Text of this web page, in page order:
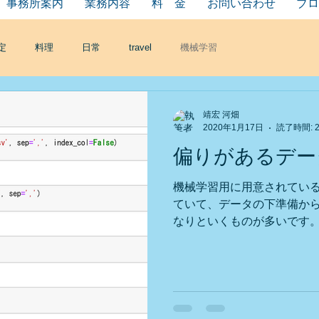
料理 日常 travel 機械学習
偏りがあるデ
機械学習用に用意されてい
ていて、データの下準備か
なりといくものが多いです
靖宏 河畑
2020年1月17日
読了時間:
事務所案内 業務内容 料 金 お問い合わせ ブ